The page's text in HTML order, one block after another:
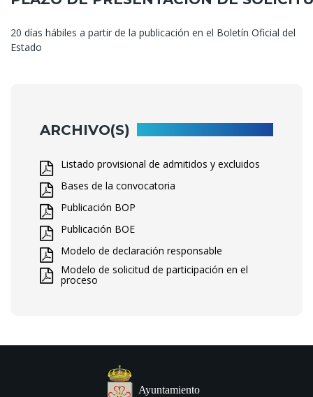
20 días hábiles a partir de la publicación en el Boletín Oficial del
Estado
ARCHIVO(S)
Listado provisional de admitidos y excluidos
Bases de la convocatoria
Publicación BOP
Publicación BOE
Modelo de declaración responsable
Modelo de solicitud de participación en el
proceso